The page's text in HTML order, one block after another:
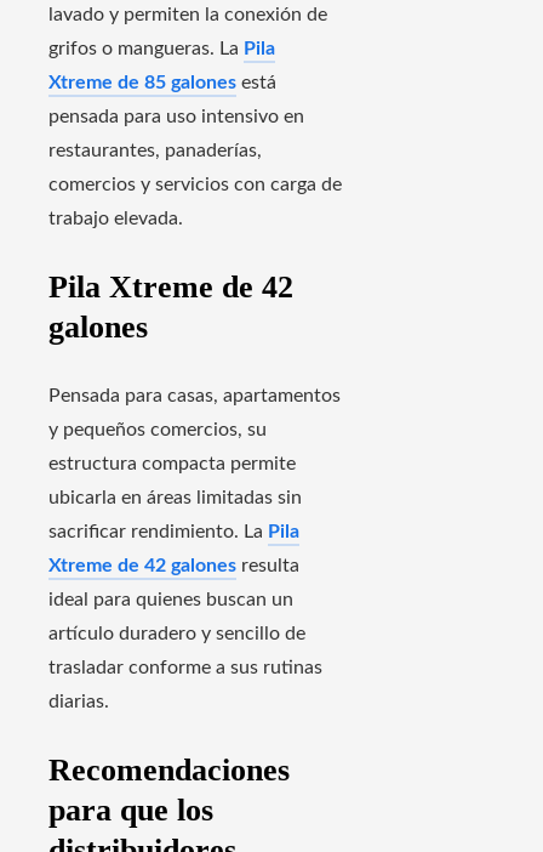
lavado y permiten la conexión de
grifos o mangueras. La Pila
Xtreme de 85 galones está
pensada para uso intensivo en
restaurantes, panaderías,
comercios y servicios con carga de
trabajo elevada.
Pila Xtreme de 42
galones
Pensada para casas, apartamentos
y pequeños comercios, su
estructura compacta permite
ubicarla en áreas limitadas sin
sacrificar rendimiento. La Pila
Xtreme de 42 galones resulta
ideal para quienes buscan un
artículo duradero y sencillo de
trasladar conforme a sus rutinas
diarias.
Recomendaciones
para que los